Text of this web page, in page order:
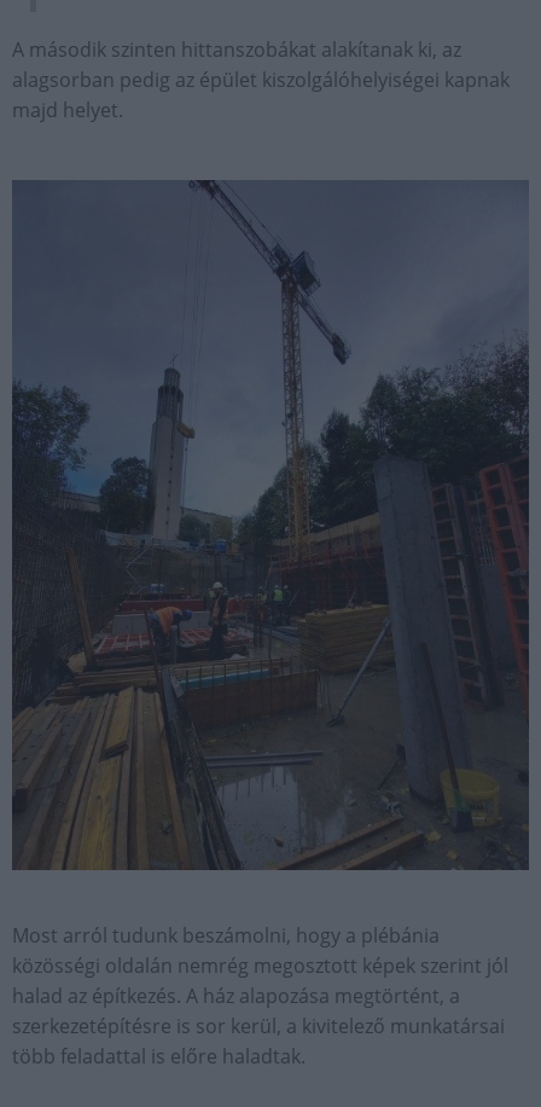
A második szinten hittanszobákat alakítanak ki, az
alagsorban pedig az épület kiszolgálóhelyiségei kapnak
majd helyet.
Most arról tudunk beszámolni, hogy a plébánia
közösségi oldalán nemrég megosztott képek szerint jól
halad az építkezés. A ház alapozása megtörtént, a
szerkezetépítésre is sor kerül, a kivitelező munkatársai
több feladattal is előre haladtak.